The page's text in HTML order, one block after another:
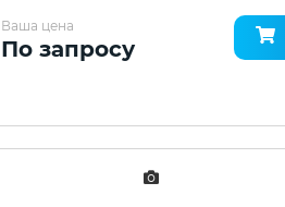
Ваша цена
По запросу